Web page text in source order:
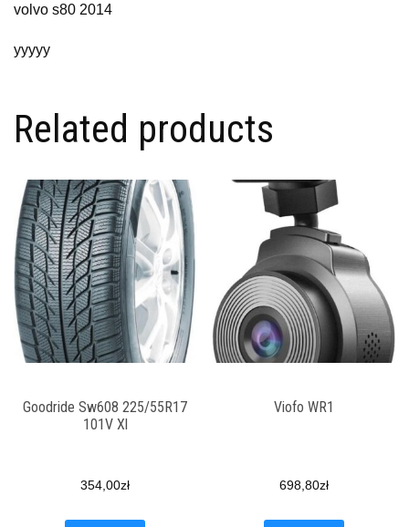
volvo s80 2014
yyyyy
Related products
Goodride Sw608 225/55R17
101V Xl
354,00zł
Viofo WR1
698,80zł